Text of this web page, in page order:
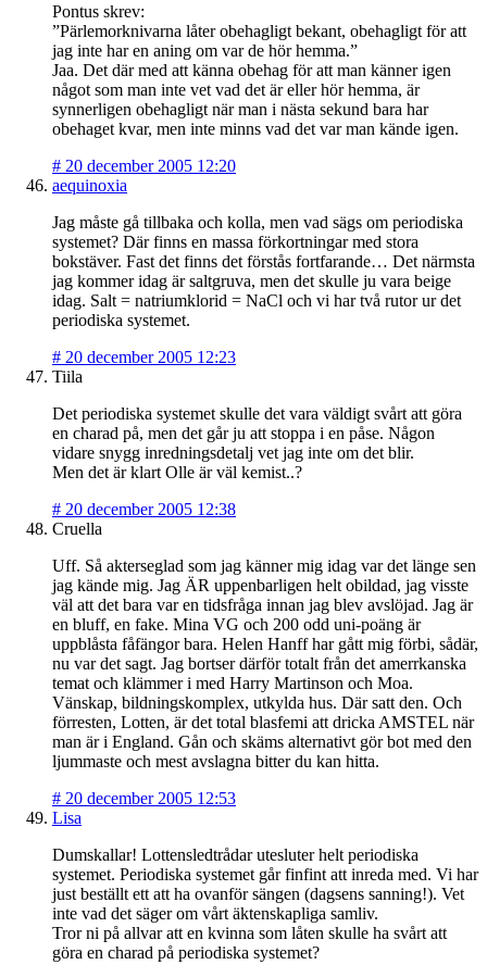
Pontus skrev:
”Pärlemorknivarna låter obehagligt bekant, obehagligt för att
jag inte har en aning om var de hör hemma.”
Jaa. Det där med att känna obehag för att man känner igen
något som man inte vet vad det är eller hör hemma, är
synnerligen obehagligt när man i nästa sekund bara har
obehaget kvar, men inte minns vad det var man kände igen.
# 20 december 2005 12:20
aequinoxia
Jag måste gå tillbaka och kolla, men vad sägs om periodiska
systemet? Där finns en massa förkortningar med stora
bokstäver. Fast det finns det förstås fortfarande… Det närmsta
jag kommer idag är saltgruva, men det skulle ju vara beige
idag. Salt = natriumklorid = NaCl och vi har två rutor ur det
periodiska systemet.
# 20 december 2005 12:23
Tiila
Det periodiska systemet skulle det vara väldigt svårt att göra
en charad på, men det går ju att stoppa i en påse. Någon
vidare snygg inredningsdetalj vet jag inte om det blir.
Men det är klart Olle är väl kemist..?
# 20 december 2005 12:38
Cruella
Uff. Så akterseglad som jag känner mig idag var det länge sen
jag kände mig. Jag ÄR uppenbarligen helt obildad, jag visste
väl att det bara var en tidsfråga innan jag blev avslöjad. Jag är
en bluff, en fake. Mina VG och 200 odd uni-poäng är
uppblåsta fåfängor bara. Helen Hanff har gått mig förbi, sådär,
nu var det sagt. Jag bortser därför totalt från det amerrkanska
temat och klämmer i med Harry Martinson och Moa.
Vänskap, bildningskomplex, utkylda hus. Där satt den. Och
förresten, Lotten, är det total blasfemi att dricka AMSTEL när
man är i England. Gån och skäms alternativt gör bot med den
ljummaste och mest avslagna bitter du kan hitta.
# 20 december 2005 12:53
Lisa
Dumskallar! Lottensledtrådar utesluter helt periodiska
systemet. Periodiska systemet går finfint att inreda med. Vi har
just beställt ett att ha ovanför sängen (dagsens sanning!). Vet
inte vad det säger om vårt äktenskapliga samliv.
Tror ni på allvar att en kvinna som låten skulle ha svårt att
göra en charad på periodiska systemet?